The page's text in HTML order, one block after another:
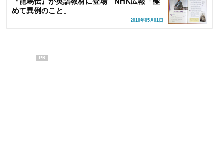
めて異例のこと」
2010年05月01日
PR